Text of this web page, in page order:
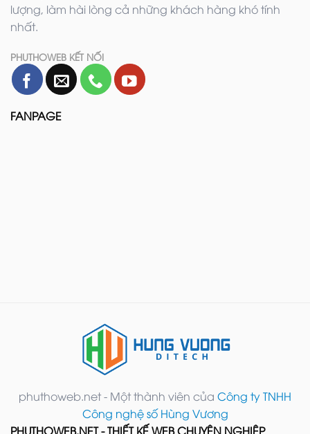
lượng, làm hài lòng cả những khách hàng khó tính
nhất.
PHUTHOWEB KẾT NỐI
FANPAGE
phuthoweb.net - Một thành viên của Công ty TNHH
Công nghệ số Hùng Vương
PHUTHOWEB.NET - THIẾT KẾ WEB CHUYÊN NGHIỆP